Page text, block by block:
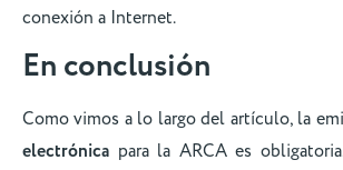
conexión a Internet.
En conclusión
Como vimos a lo largo del artículo, la
electrónica para la ARCA es